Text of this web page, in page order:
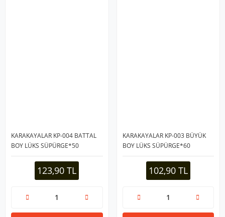
KARAKAYALAR KP-004 BATTAL
BOY LÜKS SÜPÜRGE*50
123,90 TL
KARAKAYALAR KP-003 BÜYÜK
BOY LÜKS SÜPÜRGE*60
102,90 TL